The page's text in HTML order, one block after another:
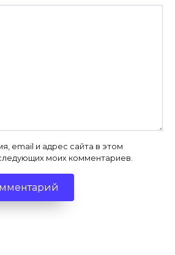
email и адрес сайта в этом
моих комментариев.